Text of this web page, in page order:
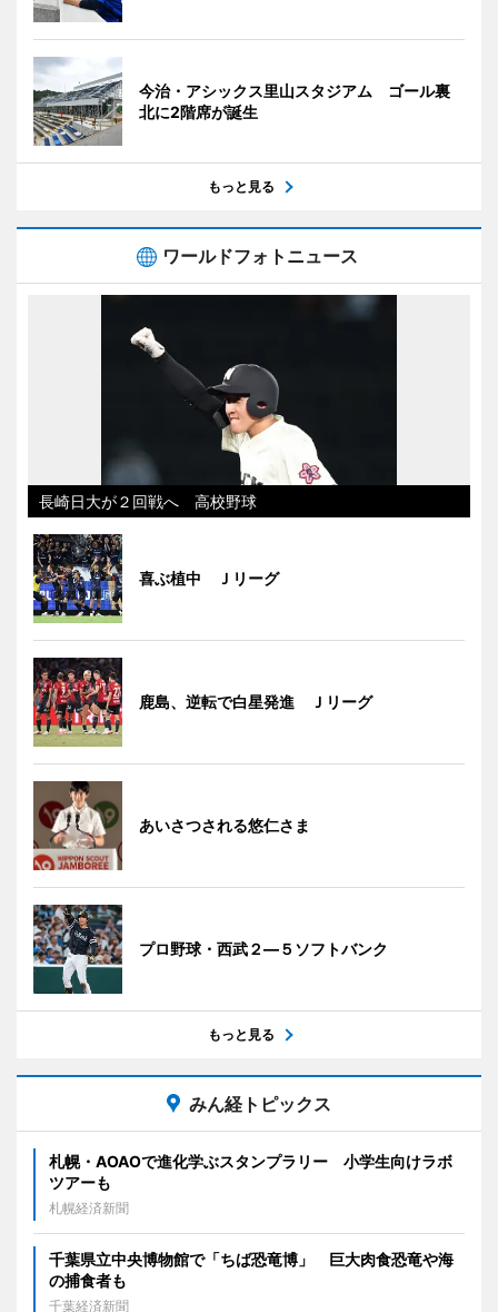
今治・アシックス里山スタジアム ゴール裏
北に2階席が誕生
もっと見る
ワールドフォトニュース
長崎日大が２回戦へ 高校野球
喜ぶ植中 Ｊリーグ
鹿島、逆転で白星発進 Ｊリーグ
あいさつされる悠仁さま
プロ野球・西武２―５ソフトバンク
もっと見る
みん経トピックス
札幌・AOAOで進化学ぶスタンプラリー 小学生向けラボ
ツアーも
札幌経済新聞
千葉県立中央博物館で「ちば恐竜博」 巨大肉食恐竜や海
の捕食者も
千葉経済新聞